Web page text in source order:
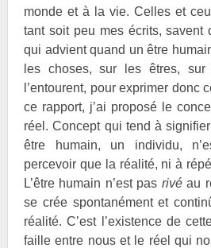
monde et à la vie. Celles et
tant soit peu mes écrits, savent
qui advient quand un être
les choses, sur les êtres, sur
l’entourent, pour exprimer donc
ce rapport, j’ai proposé le
réel. Concept qui tend à
être humain, un individu,
percevoir que la réalité, ni à
L’être humain n’est pas rivéau
se crée spontanément et
réalité. C’est l’existence de
faille entre nous et le réel qui